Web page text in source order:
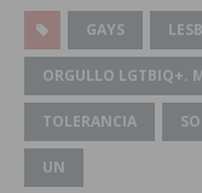
GAYS
ORGULLO LGTBIQ+.
TOLERANCIA
UN